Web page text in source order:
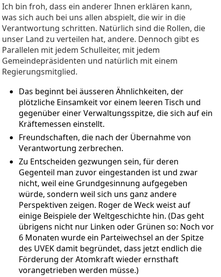
Ich bin froh, dass ein anderer Ihnen erklären kann,
was sich auch bei uns allen abspielt, die wir in die
Verantwortung schritten. Natürlich sind die Rollen, die
unser Land zu verteilen hat, andere. Dennoch gibt es
Parallelen mit jedem Schulleiter, mit jedem
Gemeindepräsidenten und natürlich mit einem
Regierungsmitglied.
Das beginnt bei äusseren Ähnlichkeiten, der
plötzliche Einsamkeit vor einem leeren Tisch und
gegenüber einer Verwaltungsspitze, die sich auf ein
Kräftemessen einstellt.
Freundschaften, die nach der Übernahme von
Verantwortung zerbrechen.
Zu Entscheiden gezwungen sein, für deren
Gegenteil man zuvor eingestanden ist und zwar
nicht, weil eine Grundgesinnung aufgegeben
würde, sondern weil sich uns ganz andere
Perspektiven zeigen. Roger de Weck weist auf
einige Beispiele der Weltgeschichte hin. (Das geht
übrigens nicht nur Linken oder Grünen so: Noch vor
6 Monaten wurde ein Parteiwechsel an der Spitze
des UVEK damit begründet, dass jetzt endlich die
Förderung der Atomkraft wieder ernsthaft
vorangetrieben werden müsse.)